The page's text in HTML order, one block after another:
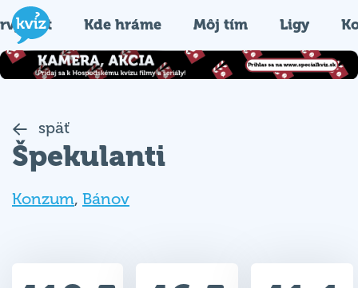
Kde hráme Môj tím Ligy
späť
Špekulanti
Konzum, Bánov